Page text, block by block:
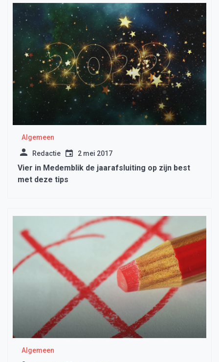
Algemeen
Redactie 2 mei 2017
Vier in Medemblik de jaarafsluiting op zijn best
met deze tips
Algemeen